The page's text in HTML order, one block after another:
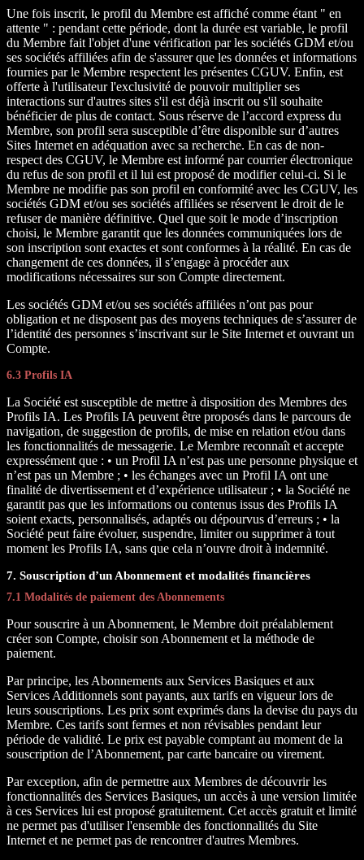
Une fois inscrit, le profil du Membre est affiché comme étant " en
attente " : pendant cette période, dont la durée est variable, le profil
du Membre fait l'objet d'une vérification par les sociétés GDM et/ou
ses sociétés affiliées afin de s'assurer que les données et informations
fournies par le Membre respectent les présentes CGUV. Enfin, est
offerte à l'utilisateur l'exclusivité de pouvoir multiplier ses
interactions sur d'autres sites s'il est déjà inscrit ou s'il souhaite
bénéficier de plus de contact. Sous réserve de l’accord express du
Membre, son profil sera susceptible d’être disponible sur d’autres
Sites Internet en adéquation avec sa recherche. En cas de non-
respect des CGUV, le Membre est informé par courrier électronique
du refus de son profil et il lui est proposé de modifier celui-ci. Si le
Membre ne modifie pas son profil en conformité avec les CGUV, les
sociétés GDM et/ou ses sociétés affiliées se réservent le droit de le
refuser de manière définitive. Quel que soit le mode d’inscription
choisi, le Membre garantit que les données communiquées lors de
son inscription sont exactes et sont conformes à la réalité. En cas de
changement de ces données, il s’engage à procéder aux
modifications nécessaires sur son Compte directement.
Les sociétés GDM et/ou ses sociétés affiliées n’ont pas pour
obligation et ne disposent pas des moyens techniques de s’assurer de
l’identité des personnes s’inscrivant sur le Site Internet et ouvrant un
Compte.
6.3 Profils IA
La Société est susceptible de mettre à disposition des Membres des
Profils IA. Les Profils IA peuvent être proposés dans le parcours de
navigation, de suggestion de profils, de mise en relation et/ou dans
les fonctionnalités de messagerie. Le Membre reconnaît et accepte
expressément que : • un Profil IA n’est pas une personne physique et
n’est pas un Membre ; • les échanges avec un Profil IA ont une
finalité de divertissement et d’expérience utilisateur ; • la Société ne
garantit pas que les informations ou contenus issus des Profils IA
soient exacts, personnalisés, adaptés ou dépourvus d’erreurs ; • la
Société peut faire évoluer, suspendre, limiter ou supprimer à tout
moment les Profils IA, sans que cela n’ouvre droit à indemnité.
7. Souscription d’un Abonnement et modalités financières
7.1 Modalités de paiement des Abonnements
Pour souscrire à un Abonnement, le Membre doit préalablement
créer son Compte, choisir son Abonnement et la méthode de
paiement.
Par principe, les Abonnements aux Services Basiques et aux
Services Additionnels sont payants, aux tarifs en vigueur lors de
leurs souscriptions. Les prix sont exprimés dans la devise du pays du
Membre. Ces tarifs sont fermes et non révisables pendant leur
période de validité. Le prix est payable comptant au moment de la
souscription de l’Abonnement, par carte bancaire ou virement.
Par exception, afin de permettre aux Membres de découvrir les
fonctionnalités des Services Basiques, un accès à une version limitée
à ces Services lui est proposé gratuitement. Cet accès gratuit et limité
ne permet pas d'utiliser l'ensemble des fonctionnalités du Site
Internet et ne permet pas de rencontrer d'autres Membres.